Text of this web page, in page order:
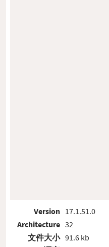
Version
Architecture
文件大小
17.1.51.0
32
91.6 kb